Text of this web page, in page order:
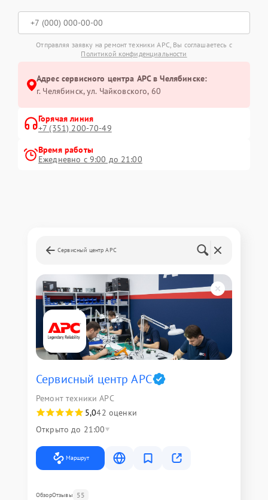
Отправляя заявку на ремонт техники APC, Вы соглашаетесь с
Политикой конфиденциальности
Адрес сервисного центра APC в Челябинске:
г. Челябинск, ул. Чайковского, 60
Горячая линия
+7 (351) 200-70-49
Время работы
Ежедневно с 9:00 до 21:00
Сервисный центр APC
Сервисный центр APC
Ремонт техники APC
5,042 оценки
Открыто до 21:00
Маршрут
ОбзорОтзывы 55